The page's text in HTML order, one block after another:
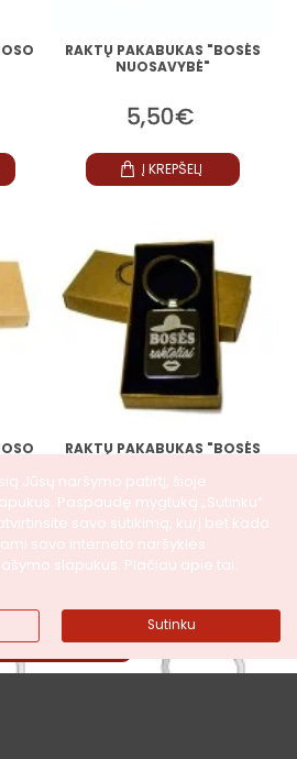
Jūsų naršymo patirtį, šioje
Paspaudę mygtuką „Sutinku“
savo sutikimą, kurį bet kada
savo interneto naršyklės
slapukus. Plačiau apie tai:
Sutinku
RAKTŲ PAKABUKAS "BOSĖS
NUOSAVYBĖ"
5,50€
Į KREPŠELĮ
RAKTŲ PAKABUKAS "BOSĖS
5,50€
Į KREPŠELĮ
FILTRUOTI